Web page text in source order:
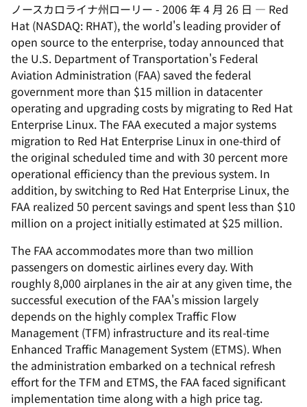
ノースカロライナ州ローリー - 2006 年 4 月 26 日 — Red
Hat (NASDAQ: RHAT), the world's leading provider of
open source to the enterprise, today announced that
the U.S. Department of Transportation's Federal
Aviation Administration (FAA) saved the federal
government more than $15 million in datacenter
operating and upgrading costs by migrating to Red Hat
Enterprise Linux. The FAA executed a major systems
migration to Red Hat Enterprise Linux in one-third of
the original scheduled time and with 30 percent more
operational efficiency than the previous system. In
addition, by switching to Red Hat Enterprise Linux, the
FAA realized 50 percent savings and spent less than $10
million on a project initially estimated at $25 million.
The FAA accommodates more than two million
passengers on domestic airlines every day. With
roughly 8,000 airplanes in the air at any given time, the
successful execution of the FAA's mission largely
depends on the highly complex Traffic Flow
Management (TFM) infrastructure and its real-time
Enhanced Traffic Management System (ETMS). When
the administration embarked on a technical refresh
effort for the TFM and ETMS, the FAA faced significant
implementation time along with a high price tag.